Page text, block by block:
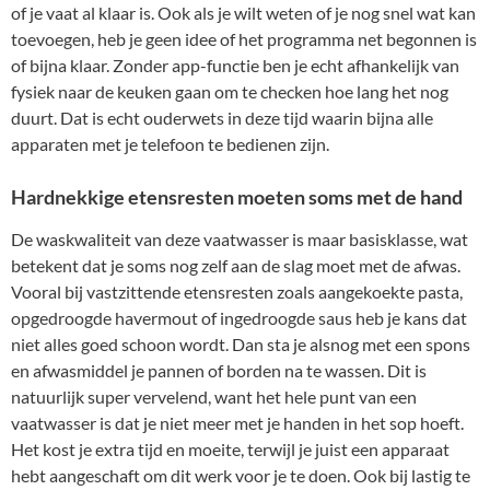
of je vaat al klaar is. Ook als je wilt weten of je nog snel wat kan
toevoegen, heb je geen idee of het programma net begonnen is
of bijna klaar. Zonder app-functie ben je echt afhankelijk van
fysiek naar de keuken gaan om te checken hoe lang het nog
duurt. Dat is echt ouderwets in deze tijd waarin bijna alle
apparaten met je telefoon te bedienen zijn.
Hardnekkige etensresten moeten soms met de hand
De waskwaliteit van deze vaatwasser is maar basisklasse, wat
betekent dat je soms nog zelf aan de slag moet met de afwas.
Vooral bij vastzittende etensresten zoals aangekoekte pasta,
opgedroogde havermout of ingedroogde saus heb je kans dat
niet alles goed schoon wordt. Dan sta je alsnog met een spons
en afwasmiddel je pannen of borden na te wassen. Dit is
natuurlijk super vervelend, want het hele punt van een
vaatwasser is dat je niet meer met je handen in het sop hoeft.
Het kost je extra tijd en moeite, terwijl je juist een apparaat
hebt aangeschaft om dit werk voor je te doen. Ook bij lastig te